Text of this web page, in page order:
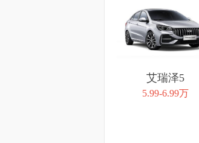
艾瑞泽5
5.99-6.99万